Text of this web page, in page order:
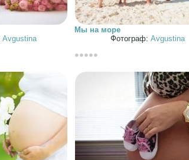
Avgustina
Мы на море
Фотограф: Avgustina